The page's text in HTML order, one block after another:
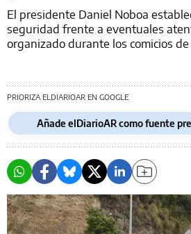
El presidente Daniel Noboa
seguridad frente a eventuales
organizado durante los comicios
PRIORIZA ELDIARIOAR EN GOOGLE
Añade elDiarioAR como fuente